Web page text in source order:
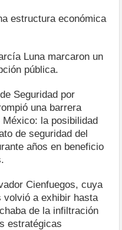
estructura económica
Luna marcaron un
pública.
Seguridad por
una barrera
la posibilidad
de seguridad del
años en beneficio
Cienfuegos, cuya
volvió a exhibir hasta
de la infiltración
estratégicas